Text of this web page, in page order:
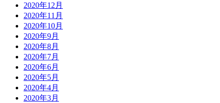
2020年12月
2020年11月
2020年10月
2020年9月
2020年8月
2020年7月
2020年6月
2020年5月
2020年4月
2020年3月